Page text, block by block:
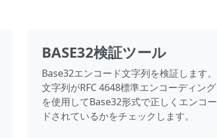
BASE32検証ツール
Base32エンコード文字列を検証します。
文字列がRFC 4648標準エンコーディング
を使用してBase32形式で正しくエンコー
ドされているかをチェックします。